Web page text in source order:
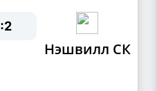
Нэшвилл СК